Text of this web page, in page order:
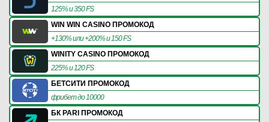
125% и 350 FS
WIN WIN CASINO ПРОМОКОД
+130% или +200% и 150 FS
WINITY CASINO ПРОМОКОД
225% и 120 FS
БЕТСИТИ ПРОМОКОД
фрибет до 10000
БК PARI ПРОМОКОД